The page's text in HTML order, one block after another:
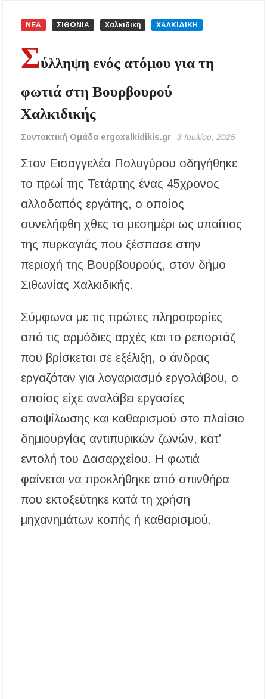
αποχέτευση
Χαλκιδική: Νεκρός 69χρονος λουόμενος στην
παραλία Σίβηρης
Διακοπές ρεύματος σε περιοχές της Χαλκιδικής
– Πότε και πού θα σημειωθούν
για δήμους της Κεντρικής Μακεδονίας
Με λαμπρότητα πραγματοποιήθηκε η
πανήγυρη του Παρεκκλησίου Μεταμορφώσεως
του Σωτήρος στην Παραλία Διονυσίου
Έρευνα απαντάει: Πόσο χρόνο κερδίζουμε
υπερβαίνοντας το όριο ταχύτητας;
Χαλκιδική: Άμεση η κατάσβεση πυρκαγιάς σε
χαμηλή βλάστηση στην περιοχή του Πόρτο
Καρράς
ΠΛΑΤΑΝΟΧΩΡΙ ΚΑΙ ΣΤΗ ΣΑΡΑΚΗΝΑ
Υπογράφηκε η σύμβαση για την ενεργειακή
αναβάθμιση του Μουσικού Γυμνασίου Νέας
Προποντίδας
Δήμος Κασσάνδρας: Εντός μικροβιολογικών
ορίων το νερό στη Σίβηρη – Τέλος η
προληπτική απαγόρευση χρήσης
Ιερά Πανήγυρις: Κοιμήσεως Θεοτόκου
ΥΓΙΑΙΝΕΙΝ: Δωρεάν προληπτικές εξετάσεις
μέσω του προγράμματος «ΠΡΟΛΑΜΒΑΝΩ»
έως το 2030
Σίβηρη Χαλκιδικής: Απαγόρευση χρήσης του
επιβάρυνση
ΝΕΑ ΣΙΘΩΝΙΑ Χαλκιδική ΧΑΛΚΙΔΙΚΗ
Σύλληψη ενός ατόμου για τη
φωτιά στη Βουρβουρού
Χαλκιδικής
Συντακτική Ομάδα ergoxalkidikis.gr 3 Ιουλίου, 2025
Στον Εισαγγελέα Πολυγύρου οδηγήθηκε
το πρωί της Τετάρτης ένας 45χρονος
αλλοδαπός εργάτης, ο οποίος
συνελήφθη χθες το μεσημέρι ως υπαίτιος
της πυρκαγιάς που ξέσπασε στην
περιοχή της Βουρβουρούς, στον δήμο
Σιθωνίας Χαλκιδικής.
Σύμφωνα με τις πρώτες πληροφορίες
από τις αρμόδιες αρχές και το ρεπορτάζ
που βρίσκεται σε εξέλιξη, ο άνδρας
εργαζόταν για λογαριασμό εργολάβου, ο
οποίος είχε αναλάβει εργασίες
αποψίλωσης και καθαρισμού στο πλαίσιο
δημιουργίας αντιπυρικών ζωνών, κατ’
εντολή του Δασαρχείου. Η φωτιά
φαίνεται να προκλήθηκε από σπινθήρα
που εκτοξεύτηκε κατά τη χρήση
μηχανημάτων κοπής ή καθαρισμού.